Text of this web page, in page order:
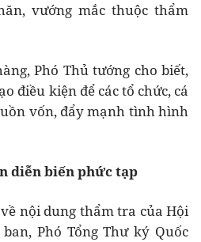
vướng mắc thuộc thẩm
Phó Thủ tướng cho biết,
điều kiện để các tổ chức, cá
vốn, đẩy mạnh tình hình
diễn biến phức tạp
nội dung thẩm tra của Hội
Phó Tổng Thư ký Quốc